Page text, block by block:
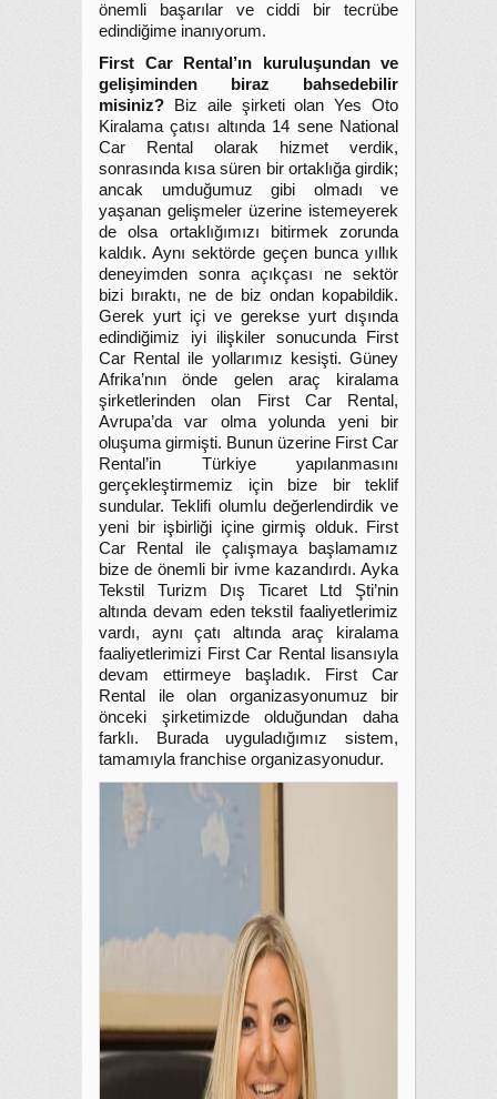
önemli başarılar ve ciddi bir tecrübe
edindiğime inanıyorum.
First Car Rental’ın kuruluşundan ve
gelişiminden biraz bahsedebilir
misiniz? Biz aile şirketi olan Yes Oto
Kiralama çatısı altında 14 sene National
Car Rental olarak hizmet verdik,
sonrasında kısa süren bir ortaklığa girdik;
ancak umduğumuz gibi olmadı ve
yaşanan gelişmeler üzerine istemeyerek
de olsa ortaklığımızı bitirmek zorunda
kaldık. Aynı sektörde geçen bunca yıllık
deneyimden sonra açıkçası ne sektör
bizi bıraktı, ne de biz ondan kopabildik.
Gerek yurt içi ve gerekse yurt dışında
edindiğimiz iyi ilişkiler sonucunda First
Car Rental ile yollarımız kesişti. Güney
Afrika’nın önde gelen araç kiralama
şirketlerinden olan First Car Rental,
Avrupa’da var olma yolunda yeni bir
oluşuma girmişti. Bunun üzerine First Car
Rental’in Türkiye yapılanmasını
gerçekleştirmemiz için bize bir teklif
sundular. Teklifi olumlu değerlendirdik ve
yeni bir işbirliği içine girmiş olduk. First
Car Rental ile çalışmaya başlamamız
bize de önemli bir ivme kazandırdı. Ayka
Tekstil Turizm Dış Ticaret Ltd Şti’nin
altında devam eden tekstil faaliyetlerimiz
vardı, aynı çatı altında araç kiralama
faaliyetlerimizi First Car Rental lisansıyla
devam ettirmeye başladık. First Car
Rental ile olan organizasyonumuz bir
önceki şirketimizde olduğundan daha
farklı. Burada uyguladığımız sistem,
tamamıyla franchise organizasyonudur.